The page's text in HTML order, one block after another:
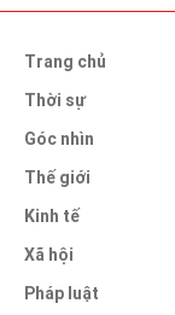
Trang chủ
Thời sự
Góc nhìn
Thế giới
Kinh tế
Xã hội
Pháp luật